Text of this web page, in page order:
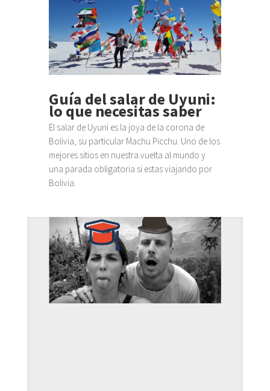
Guía del salar de Uyuni:
lo que necesitas saber
El salar de Uyuni es la joya de la corona de
Bolivia, su particular Machu Picchu. Uno de los
mejores sitios en nuestra vuelta al mundo y
una parada obligatoria si estas viajando por
Bolivia.